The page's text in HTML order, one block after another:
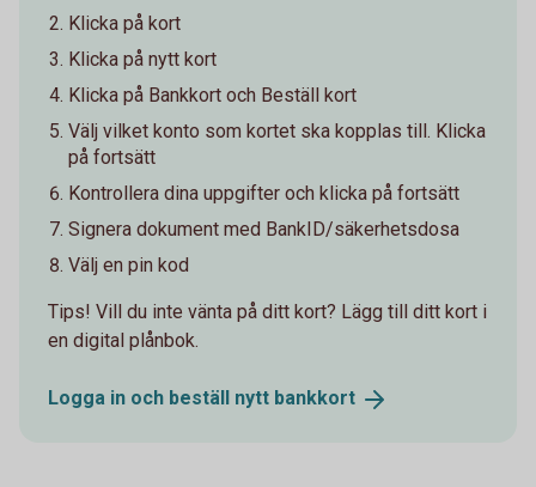
Klicka på kort
Klicka på nytt kort
Klicka på Bankkort och Beställ kort
Välj vilket konto som kortet ska kopplas till. Klicka
på fortsätt
Kontrollera dina uppgifter och klicka på fortsätt
Signera dokument med BankID/säkerhetsdosa
Välj en pin kod
Tips! Vill du inte vänta på ditt kort? Lägg till ditt kort i
en digital plånbok.
Logga in och beställ nytt bankkort